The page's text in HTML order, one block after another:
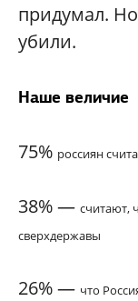
придумал.
убили.
Наше величие
75% россиян
38% — считают,
сверхдержавы
26% — что